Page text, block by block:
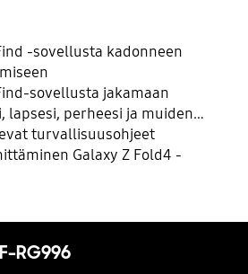
-sovellusta kadonneen
sovellusta jakamaan
lapsesi, perheesi ja muiden
kanssa
turvallisuusohjeet
Galaxy Z Fold4 -
RG996